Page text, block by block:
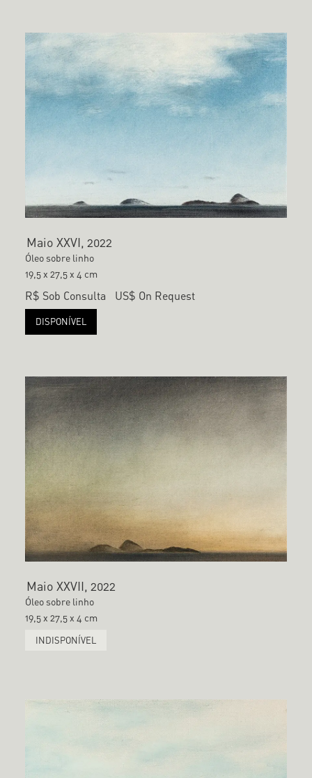
Maio XXVI, 2022
Óleo sobre linho
19,5 x 27,5 x 4 cm
R$ Sob Consulta US$ On Request
DISPONÍVEL
Maio XXVII, 2022
Óleo sobre linho
19,5 x 27,5 x 4 cm
INDISPONÍVEL